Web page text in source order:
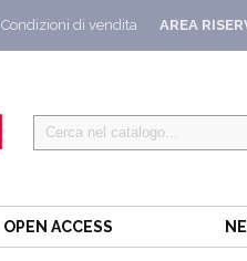
AREA
Condizioni di vendita
OPEN ACCESS